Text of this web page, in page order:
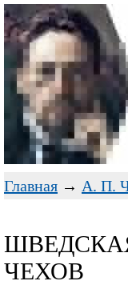
Главная → А. П.
ЧЕХОВ